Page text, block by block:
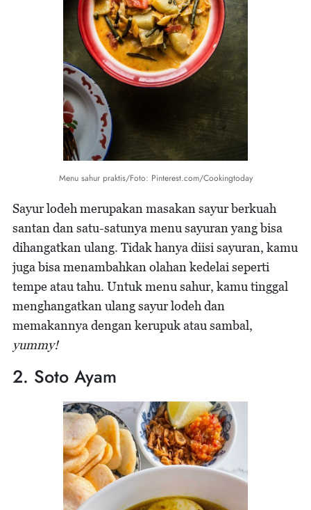
Menu sahur praktis/Foto: Pinterest.com/Cookingtoday
Sayur lodeh merupakan masakan sayur berkuah
santan dan satu-satunya menu sayuran yang bisa
dihangatkan ulang. Tidak hanya diisi sayuran, kamu
juga bisa menambahkan olahan kedelai seperti
tempe atau tahu. Untuk menu sahur, kamu tinggal
menghangatkan ulang sayur lodeh dan
memakannya dengan kerupuk atau sambal,
yummy!
2. Soto Ayam